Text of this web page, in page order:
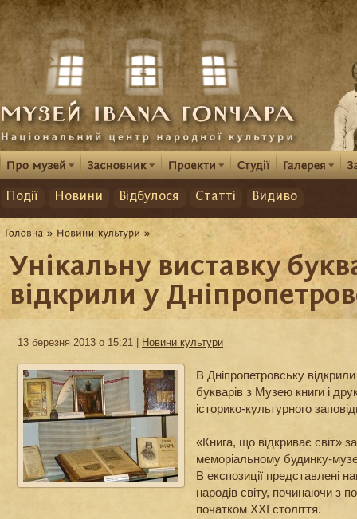
Події Новини Відбулося Статті Видиво
Унікальну виставку
відкрили у
13 березня 2013 о 15:21 | Новини культури
В Дніпропетровську
букварів з Музею книги і
історико-культурного
«Книга, що відкриває світ»
меморіальному будинку-
В експозиції представлені
народів світу, починаючи з
початком XXI століття.